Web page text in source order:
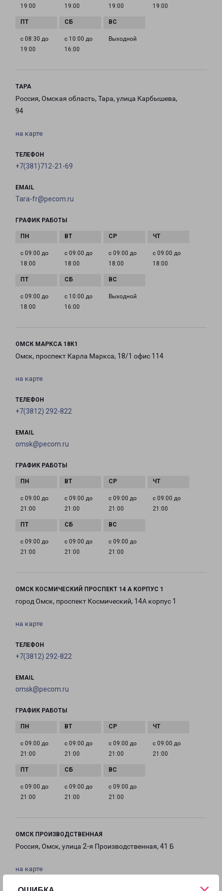
19:00 19:00 19:00 19:00
с 08:30 до
19:00
с 10:00 до
16:00
Выходной
ТАРА
Россия, Омская область, Тара, улица Карбышева,
94
на карте
ТЕЛЕФОН
+7(381)712-21-69
EMAIL
Tara-fr@pecom.ru
ГРАФИК РАБОТЫ
с 09:00 до
18:00
с 09:00 до
18:00
с 09:00 до
18:00
с 09:00 до
18:00
с 09:00 до
18:00
с 10:00 до
16:00
Выходной
ОМСК МАРКСА 18К1
Омск, проспект Карла Маркса, 18/1 офис 114
на карте
ТЕЛЕФОН
+7(3812) 292-822
EMAIL
omsk@pecom.ru
ГРАФИК РАБОТЫ
с 09:00 до
21:00
с 09:00 до
21:00
с 09:00 до
21:00
с 09:00 до
21:00
с 09:00 до
21:00
с 09:00 до
21:00
с 09:00 до
21:00
ОМСК КОСМИЧЕСКИЙ ПРОСПЕКТ 14 А КОРПУС 1
город Омск, проспект Космический, 14А корпус 1
на карте
ТЕЛЕФОН
+7(3812) 292-822
EMAIL
omsk@pecom.ru
ГРАФИК РАБОТЫ
с 09:00 до
21:00
с 09:00 до
21:00
с 09:00 до
21:00
с 09:00 до
21:00
с 09:00 до
21:00
с 09:00 до
21:00
с 09:00 до
21:00
ОМСК ПРОИЗВОДСТВЕННАЯ
Россия, Омск, улица 2-я Производственная, 41 Б
на карте